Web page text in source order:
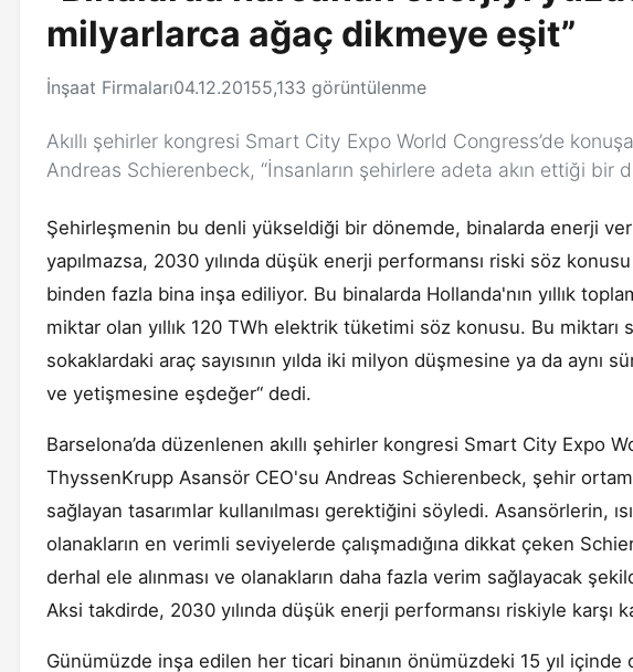
milyarlarca ağaç dikmeye eşit”
İnşaat Firmaları04.12.20155,133 görüntülenme
Akıllı şehirler kongresi Smart City Expo World Congress’de
Andreas Schierenbeck, “İnsanların şehirlere adeta akın ettiği bir
Şehirleşmenin bu denli yükseldiği bir dönemde, binalarda enerji
yapılmazsa, 2030 yılında düşük enerji performansı riski söz
binden fazla bina inşa ediliyor. Bu binalarda Hollanda'nın yıllık
miktar olan yıllık 120 TWh elektrik tüketimi söz konusu. Bu miktarı
sokaklardaki araç sayısının yılda iki milyon düşmesine ya da aynı
ve yetişmesine eşdeğer“ dedi.
Barselona’da düzenlenen akıllı şehirler kongresi Smart City Expo
ThyssenKrupp Asansör CEO'su Andreas Schierenbeck, şehir
sağlayan tasarımlar kullanılması gerektiğini söyledi. Asansörlerin,
olanakların en verimli seviyelerde çalışmadığına dikkat çeken
derhal ele alınması ve olanakların daha fazla verim sağlayacak
Aksi takdirde, 2030 yılında düşük enerji performansı riskiyle karşı
Günümüzde inşa edilen her ticari binanın önümüzdeki 15 yıl